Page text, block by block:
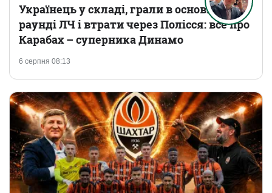
6 серпня 08:13
Українець у складі, грали в основному
раунді ЛЧ і втрати через Полісся: все про
Карабах – суперника Динамо